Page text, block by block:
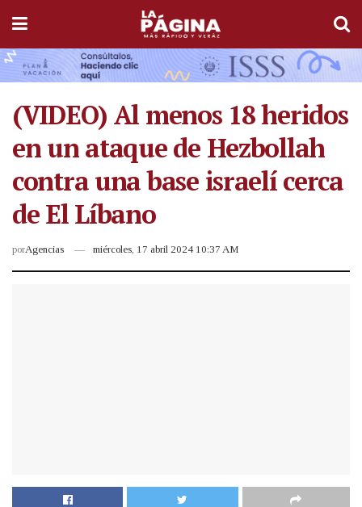
(VIDEO) Al menos 18 heridos
en un ataque de Hezbollah
contra una base israelí cerca
de El Líbano
porAgencias miércoles, 17 abril 2024 10:37 AM